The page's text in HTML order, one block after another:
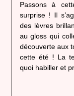
Passons à
surprise ! Il
des lèvres
au gloss qui
découverte aux
cette été ! La
quoi habiller et